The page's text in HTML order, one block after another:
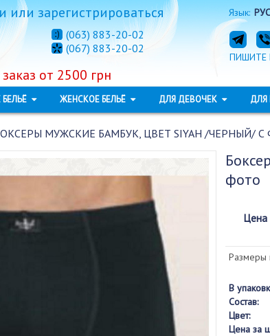
Язык: РУС
илизарегистрироваться
(063) 883-20-02
(067) 883-20-02
ПИШИТЕ
заказ от 2500 грн
ЖЕНСКОЕ БЕЛЬЁ ДЛЯ ДЕВОЧЕК ДЛЯ
МУЖСКИЕ БАМБУК, ЦВЕТ SIYAH /ЧЕРНЫЙ/ С
фото
Цена
Размеры
В
Состав:
Цвет:
Цена за